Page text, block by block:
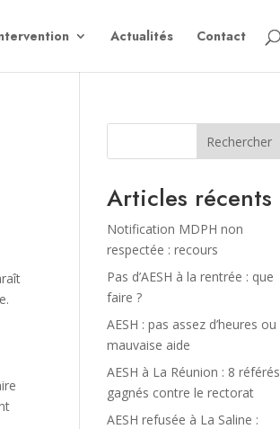
Actualités Contact
Rechercher
Articles récents
Notification MDPH non
respectée : recours
Pas d’AESH à la rentrée : que
faire ?
AESH : pas assez d’heures ou
mauvaise aide
AESH à La Réunion : 8 référés
gagnés contre le rectorat
AESH refusée à La Saline :